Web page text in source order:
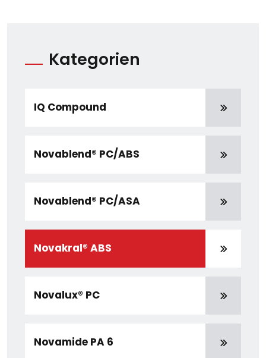
Kategorien
IQ Compound
Novablend® PC/ABS
Novablend® PC/ASA
Novakral® ABS
Novalux® PC
Novamide PA 6